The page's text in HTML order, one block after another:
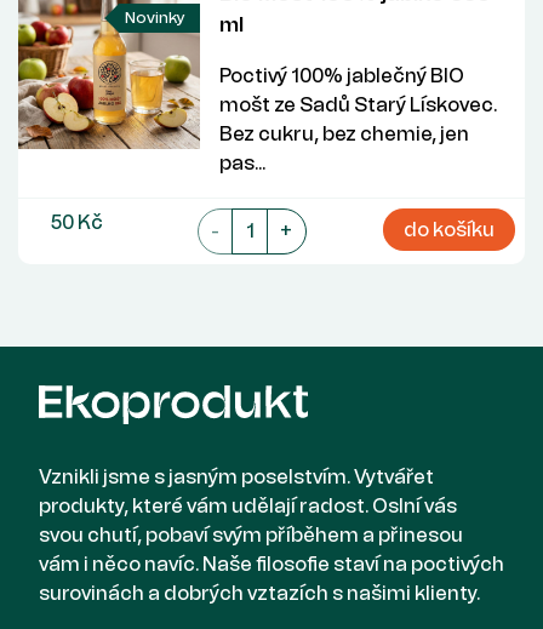
Novinky
ml
Poctivý 100% jablečný BIO
mošt ze Sadů Starý Lískovec.
Bez cukru, bez chemie, jen
pas...
50 Kč - + do košíku
Vznikli jsme s jasným poselstvím. Vytvářet
produkty, které vám udělají radost. Oslní vás
svou chutí, pobaví svým příběhem a přinesou
vám i něco navíc. Naše filosofie staví na poctivých
surovinách a dobrých vztazích s našimi klienty.